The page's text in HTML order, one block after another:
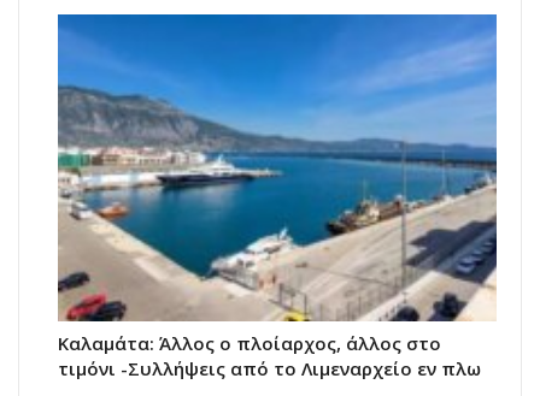
Καλαμάτα: Άλλος ο πλοίαρχος, άλλος στο
τιμόνι -Συλλήψεις από το Λιμεναρχείο εν πλω